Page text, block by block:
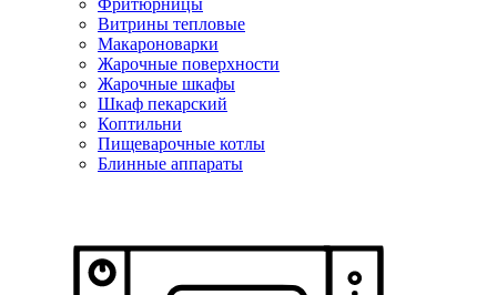
Витрины тепловые
Макароноварки
Жарочные поверхности
Жарочные шкафы
Шкаф пекарский
Коптильни
Пищеварочные котлы
Блинные аппараты